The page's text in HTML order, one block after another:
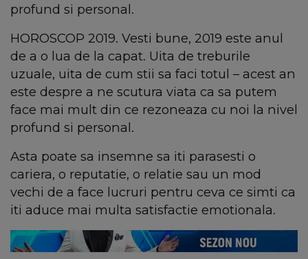
profund si personal.
HOROSCOP 2019. Vesti bune, 2019 este anul
de a o lua de la capat. Uita de treburile
uzuale, uita de cum stii sa faci totul – acest an
este despre a ne scutura viata ca sa putem
face mai mult din ce rezoneaza cu noi la nivel
profund si personal.
Asta poate sa insemne sa iti parasesti o
cariera, o reputatie, o relatie sau un mod
vechi de a face lucruri pentru ceva ce simti ca
iti aduce mai multa satisfactie emotionala.